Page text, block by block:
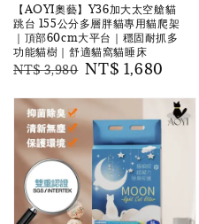
【AOYI奧藝】Y36加大太空艙貓
跳台 155公分多層胖貓專用貓爬架
｜頂部60cm大平台｜穩固耐抓多
功能貓樹｜舒適貓窩貓睡床
Regular
NT$ 3,980 Sale
NT$ 1,680